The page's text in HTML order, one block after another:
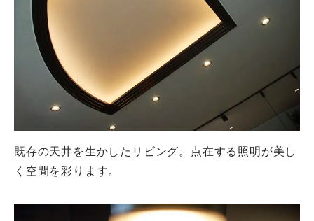
既存の天井を生かしたリビング。点在する照明が美し
く空間を彩ります。